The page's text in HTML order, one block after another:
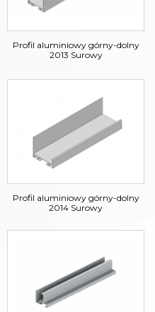
Profil aluminiowy górny-dolny
2013 Surowy
Profil aluminiowy górny-dolny
2014 Surowy